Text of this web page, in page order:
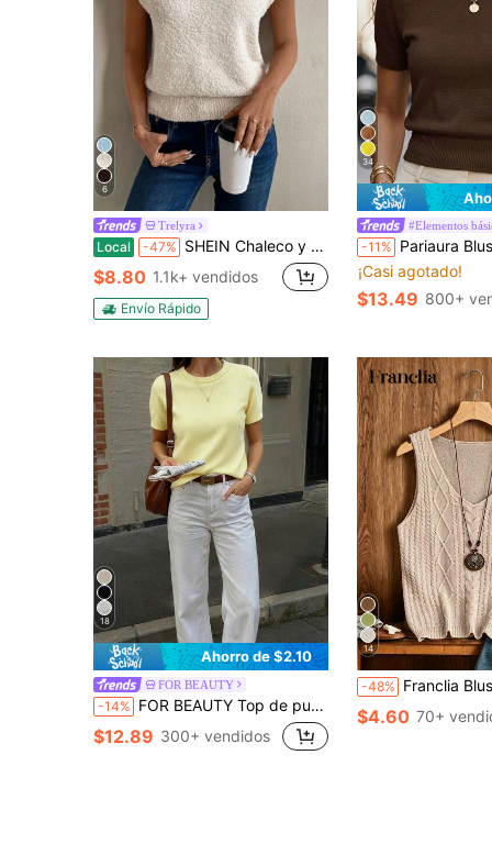
6
Trelyra
Local -47% SHEIN Chaleco y camisa combinados de cuello alto sin mangas de color albaricoque acogedor al estilo francés, adecuado para ocasiones de fiesta, otoño/invierno
$8.80 1.1k+ vendidos
Envío Rápido
34
#Elementos
-11% Pariaura Blusa de punto casual de cuello
¡Casi agotado!
$13.49 800+
18
Ahorro de $2.10
FOR BEAUTY
-14% FOR BEAUTY Top de punto de manga corta de unicolor estilo Y2K para mujer, suéter casual de cuello redondo, para uso diario, top de verano para mujer, top de unicolor para salir
$12.89 300+ vendidos
14
-48% Franclia Blusa de punto de cuello en V
$4.60 70+